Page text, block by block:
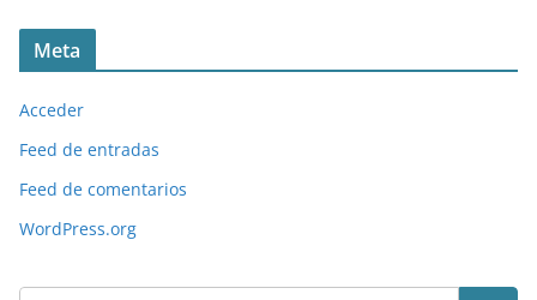
Meta
Acceder
Feed de entradas
Feed de comentarios
WordPress.org